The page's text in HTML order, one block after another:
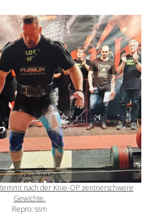
nach der Knie-OP zentnerschwere
Gewichte.
Repro: ssm